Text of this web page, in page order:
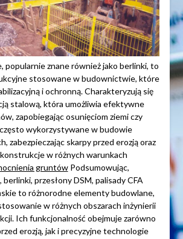
popularnie znane również jako berlinki, to
stosowane w budownictwie, które
i ochronną. Charakteryzują się
stalową, która umożliwia efektywne
zapobiegając osunięciom ziemi czy
wykorzystywane w budowie
zabezpieczając skarpy przed erozją oraz
w różnych warunkach
gruntówPodsumowując,
przesłony DSM, palisady CFA
to różnorodne elementy budowlane,
w różnych obszarach inżynierii
Ich funkcjonalność obejmuje zarówno
erozją, jak i precyzyjne technologie